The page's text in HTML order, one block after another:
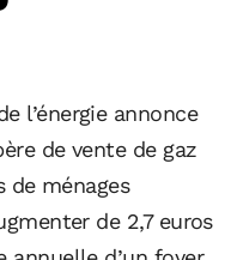
l’énergie annonce
de vente de gaz
de ménages
de 2,7 euros